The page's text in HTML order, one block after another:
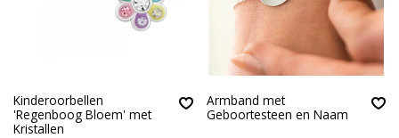
Kinderoorbellen
'Regenboog Bloem' met
Kristallen
Armband met
Geboortesteen en Naam